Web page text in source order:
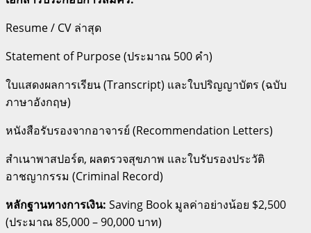
Resume / CV ล่าสุด
Statement of Purpose (ประมาณ 500 คำ)
ใบแสดงผลการเรียน (Transcript) และใบปริญญาบัตร (ฉบับ
ภาษาอังกฤษ)
หนังสือรับรองจากอาจารย์ (Recommendation Letters)
สำเนาพาสปอร์ต, ผลตรวจสุขภาพ และใบรับรองประวัติ
อาชญากรรม (Criminal Record)
หลักฐานทางการเงิน: Saving Book มูลค่าอย่างน้อย $2,500
(ประมาณ 85,000 – 90,000 บาท)